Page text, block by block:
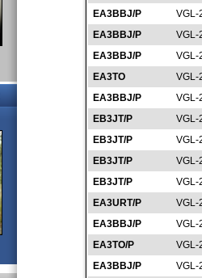
EA3BBJ/P
VGL-
EA3BBJ/P
VGL-
EA3BBJ/P
VGL-
EA3TO
VGL-
EA3BBJ/P
VGL-
EB3JT/P
VGL-
EB3JT/P
VGL-
EB3JT/P
VGL-
EB3JT/P
VGL-
EA3URT/P
VGL-
EA3BBJ/P
VGL-
EA3TO/P
VGL-
EA3BBJ/P
VGL-